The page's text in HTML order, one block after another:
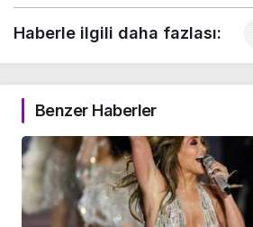
Haberle ilgili daha fazlası:
Benzer Haberler